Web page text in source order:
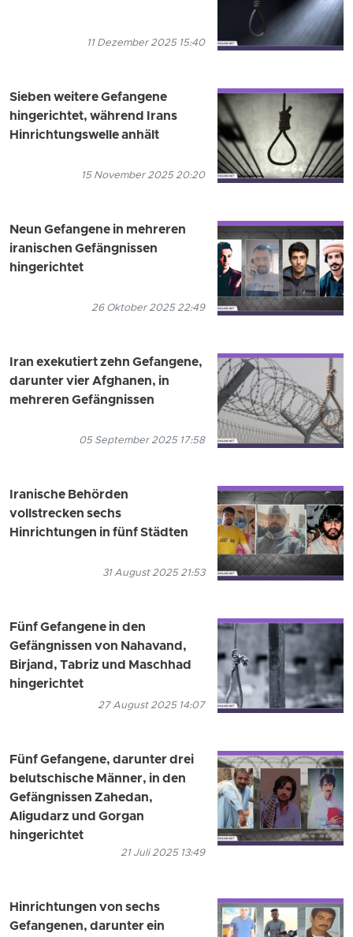
11 Dezember 2025 15:40
Sieben weitere Gefangene
hingerichtet, während Irans
Hinrichtungswelle anhält
15 November 2025 20:20
Neun Gefangene in mehreren
iranischen Gefängnissen
hingerichtet
26 Oktober 2025 22:49
Iran exekutiert zehn Gefangene,
darunter vier Afghanen, in
mehreren Gefängnissen
05 September 2025 17:58
Iranische Behörden
vollstrecken sechs
Hinrichtungen in fünf Städten
31 August 2025 21:53
Fünf Gefangene in den
Gefängnissen von Nahavand,
Birjand, Tabriz und Maschhad
hingerichtet
27 August 2025 14:07
Fünf Gefangene, darunter drei
belutschische Männer, in den
Gefängnissen Zahedan,
Aligudarz und Gorgan
hingerichtet
21 Juli 2025 13:49
Hinrichtungen von sechs
Gefangenen, darunter ein